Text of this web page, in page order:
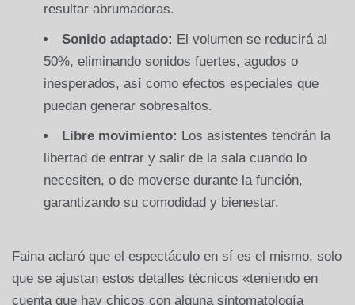
resultar abrumadoras.
Sonido adaptado: El volumen se reducirá al
50%, eliminando sonidos fuertes, agudos o
inesperados, así como efectos especiales que
puedan generar sobresaltos.
Libre movimiento: Los asistentes tendrán la
libertad de entrar y salir de la sala cuando lo
necesiten, o de moverse durante la función,
garantizando su comodidad y bienestar.
Faina aclaró que el espectáculo en sí es el mismo, solo
que se ajustan estos detalles técnicos «teniendo en
cuenta que hay chicos con alguna sintomatología